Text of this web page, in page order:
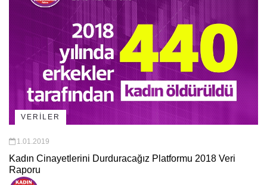
VERİLER
1.01.2019
Kadın Cinayetlerini Durduracağız Platformu 2018 Veri
Raporu